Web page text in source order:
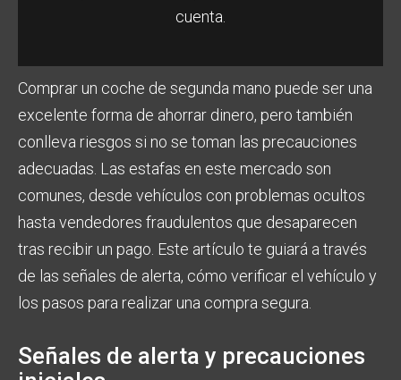
cuenta.
Comprar un coche de segunda mano puede ser una
excelente forma de ahorrar dinero, pero también
conlleva riesgos si no se toman las precauciones
adecuadas. Las estafas en este mercado son
comunes, desde vehículos con problemas ocultos
hasta vendedores fraudulentos que desaparecen
tras recibir un pago. Este artículo te guiará a través
de las señales de alerta, cómo verificar el vehículo y
los pasos para realizar una compra segura.
Señales de alerta y precauciones